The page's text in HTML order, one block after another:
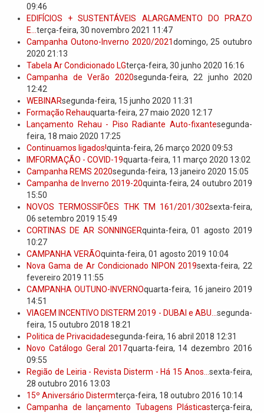
09:46
EDIFÍCIOS + SUSTENTÁVEIS ALARGAMENTO DO PRAZO
E... terça-feira, 30 novembro 2021 11:47
Campanha Outono-Inverno 2020/2021domingo, 25 outubro
2020 21:13
Tabela Ar Condicionado LGterça-feira, 30 junho 2020 16:16
Campanha de Verão 2020segunda-feira, 22 junho 2020
12:42
WEBINARsegunda-feira, 15 junho 2020 11:31
Formação Rehauquarta-feira, 27 maio 2020 12:17
Lançamento Rehau - Piso Radiante Auto-fixantesegunda-
feira, 18 maio 2020 17:25
Continuamos ligados!quinta-feira, 26 março 2020 09:53
IMFORMAÇÃO - COVID-19quarta-feira, 11 março 2020 13:02
Campanha REMS 2020segunda-feira, 13 janeiro 2020 15:05
Campanha de Inverno 2019-20quinta-feira, 24 outubro 2019
15:50
NOVOS TERMOSSIFÕES THK TM 161/201/302sexta-feira,
06 setembro 2019 15:49
CORTINAS DE AR SONNINGERquinta-feira, 01 agosto 2019
10:27
CAMPANHA VERÃOquinta-feira, 01 agosto 2019 10:04
Nova Gama de Ar Condicionado NIPON 2019sexta-feira, 22
fevereiro 2019 11:55
CAMPANHA OUTUNO-INVERNOquarta-feira, 16 janeiro 2019
14:51
VIAGEM INCENTIVO DISTERM 2019 - DUBAI e ABU... segunda-
feira, 15 outubro 2018 18:21
Politica de Privacidadesegunda-feira, 16 abril 2018 12:31
Novo Catálogo Geral 2017quarta-feira, 14 dezembro 2016
09:55
Região de Leiria - Revista Disterm - Há 15 Anos... sexta-feira,
28 outubro 2016 13:03
15º Aniversário Distermterça-feira, 18 outubro 2016 10:14
Campanha de lançamento Tubagens Plásticasterça-feira,